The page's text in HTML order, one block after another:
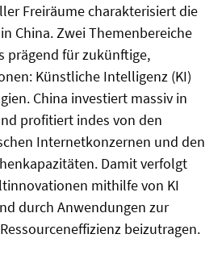
Freiräume charakterisiert die
China. Zwei Themenbereiche
prägend für zukünftige,
Künstliche Intelligenz (KI)
China investiert massiv in
profitiert indes von den
Internetkonzernen und den
Damit verfolgt
mithilfe von KI
durch Anwendungen zur
beizutragen.